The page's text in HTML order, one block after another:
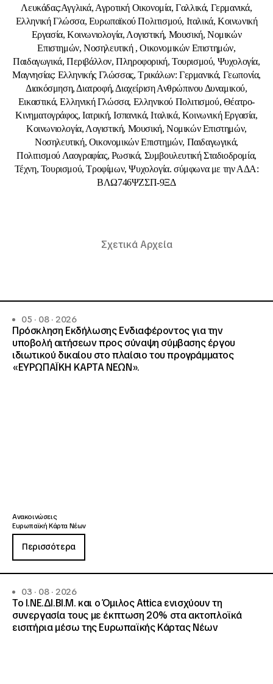
Λευκάδας:Αγγλικά, Αγροτική Οικονομία, Γαλλικά, Γερμανικά,
Ελληνική Γλώσσα, Ευρωπαϊκού Πολιτισμού, Ιταλικά, Κοινωνική
Εργασία, Κοινωνιολογία, Λογιστική, Μουσική, Νομικών
Επιστημών, Νοσηλευτική , Οικονομικών Επιστημών,
Παιδαγωγικά, Περιβάλλον, Πληροφορική, Τουρισμού, Ψυχολογία,
Μαγνησίας: Ελληνικής Γλώσσας, Τρικάλων: Γερμανικά, Γεωπονία,
Διακόσμηση, Διατροφή, Διαχείριση Ανθρώπινου Δυναμικού,
Εικαστικά, Ελληνική Γλώσσα, Ελληνικού Πολιτισμού, Θέατρο-
Κινηματογράφος, Ιατρική, Ισπανικά, Ιταλικά, Κοινωνική Εργασία,
Κοινωνιολογία, Λογιστική, Μουσική, Νομικών Επιστημών,
Νοσηλευτική, Οικονομικών Επιστημών, Παιδαγωγικά,
Πολιτισμού Λαογραφίας, Ρωσικά, Συμβουλευτική Σταδιοδρομία,
Τέχνη, Τουρισμού, Τροφίμων, Ψυχολογία. σύμφωνα με την ΑΔΑ:
ΒΛΩ746ΨΖΣΠ-9ΞΔ
Σχετικά Αρχεία
05 · 08 · 2026
Πρόσκληση Εκδήλωσης Ενδιαφέροντος για την
υποβολή αιτήσεων προς σύναψη σύμβασης έργου
ιδιωτικού δικαίου στο πλαίσιο του προγράμματος
«ΕΥΡΩΠΑΪΚΗ ΚΑΡΤΑ ΝΕΩΝ».
Ανακοινώσεις
Ευρωπαϊκή Κάρτα Νέων
Περισσότερα
03 · 08 · 2026
Το Ι.ΝΕ.ΔΙ.ΒΙ.Μ. και o Όμιλος Attica ενισχύουν τη
συνεργασία τους με έκπτωση 20% στα ακτοπλοϊκά
εισιτήρια μέσω της Ευρωπαϊκής Κάρτας Νέων